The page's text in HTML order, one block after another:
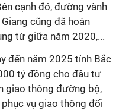
cạnh đó, đường vành
cũng đã hoàn
từ giữa năm 2020,...
đến năm 2025 tỉnh Bắc
tỷ đồng cho đầu tư
giao thông đường bộ,
vụ giao thông đối